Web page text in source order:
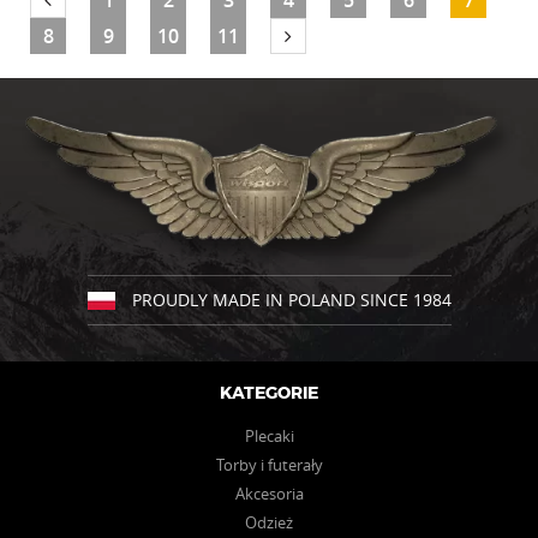
wariantów.
Opcje
produktu
8
9 10 11
PROUDLY MADE IN POLAND SINCE 1984
KATEGORIE
Plecaki
Torby i futerały
Akcesoria
Odzież